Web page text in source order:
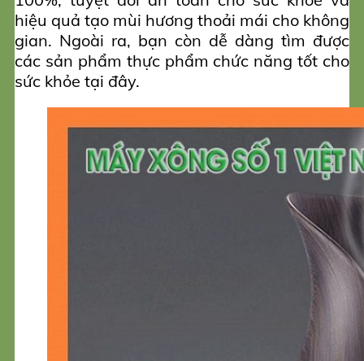
hiệu quả tạo mùi hương thoải mái cho không
gian. Ngoài ra, bạn còn dễ dàng tìm được
các sản phẩm thực phẩm chức năng tốt cho
sức khỏe tại đây.